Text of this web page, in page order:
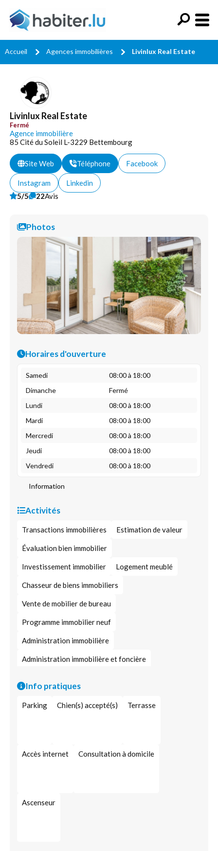
Accueil Agences immobilières Livinlux Real Estate
Livinlux Real Estate
Fermé
Agence immobilière
85 Cité du Soleil L-3229 Bettembourg
Site Web Téléphone Facebook
Instagram
Linkedin
5/5
22Avis
Photos
Horaires d'ouverture
Samedi
08:00 à 18:00
Dimanche
Fermé
Lundi
08:00 à 18:00
Mardi
08:00 à 18:00
Mercredi
08:00 à 18:00
Jeudi
08:00 à 18:00
Vendredi
08:00 à 18:00
Information
Activités
Transactions immobilières Estimation de valeur
Évaluation bien immobilier
Investissement immobilier Logement meublé
Chasseur de biens immobiliers
Vente de mobilier de bureau
Programme immobilier neuf
Administration immobilière
Administration immobilière et foncière
Info pratiques
Parking Chien(s) accepté(s) Terrasse
Accès internet Consultation à domicile
Ascenseur